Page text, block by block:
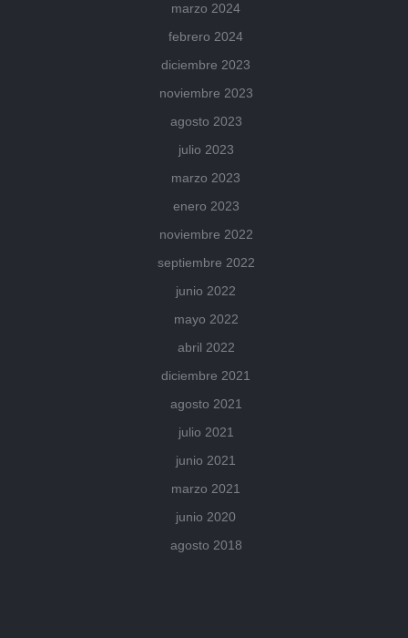
marzo 2024
febrero 2024
diciembre 2023
noviembre 2023
agosto 2023
julio 2023
marzo 2023
enero 2023
noviembre 2022
septiembre 2022
junio 2022
mayo 2022
abril 2022
diciembre 2021
agosto 2021
julio 2021
junio 2021
marzo 2021
junio 2020
agosto 2018